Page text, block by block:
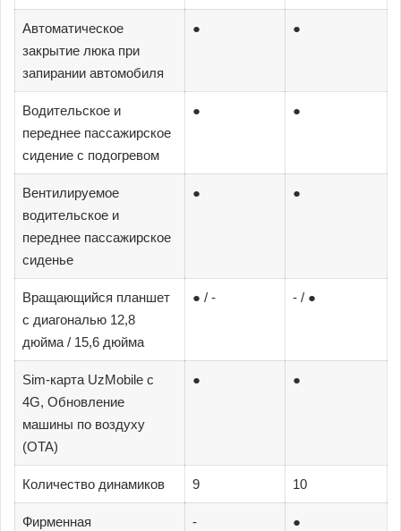
Автоматическое
закрытие люка при
запирании автомобиля
● ●
Водительское и
переднее пассажирское
сидение с подогревом
● ●
Вентилируемое
водительское и
переднее пассажирское
сиденье
● ●
Вращающийся планшет
с диагональю 12,8
дюйма / 15,6 дюйма
● / - - / ●
Sim-карта UzMobile с
4G, Обновление
машины по воздуху
(OTA)
● ●
Количество динамиков 9 10
Фирменная
- ●